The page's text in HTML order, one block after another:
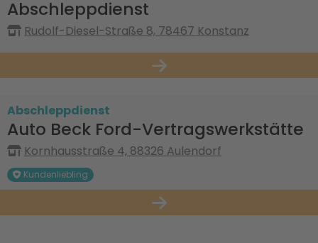
Abschleppdienst
Rudolf-Diesel-Straße 8, 78467 Konstanz
Abschleppdienst
Auto Beck Ford-Vertragswerkstätte
Kornhausstraße 4, 88326 Aulendorf
Kundenliebling